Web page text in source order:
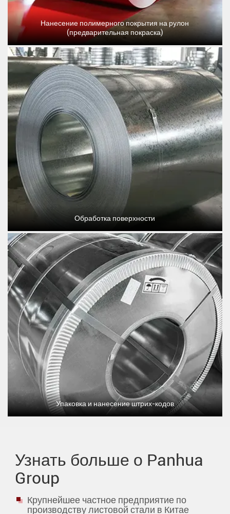
Нанесение полимерного покрытия на рулон
(предварительная покраска)
Обработка поверхности
Упаковка и нанесение штрих-кодов
Узнать больше о Panhua
Group
Крупнейшее частное предприятие по
производству листовой стали в Китае